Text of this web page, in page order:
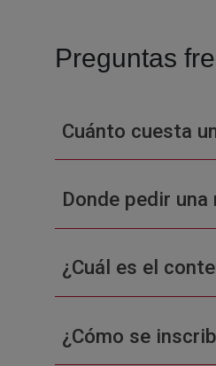
Preguntas
Cuánto cuesta
Donde pedir
¿Cuál es el
¿Cómo se